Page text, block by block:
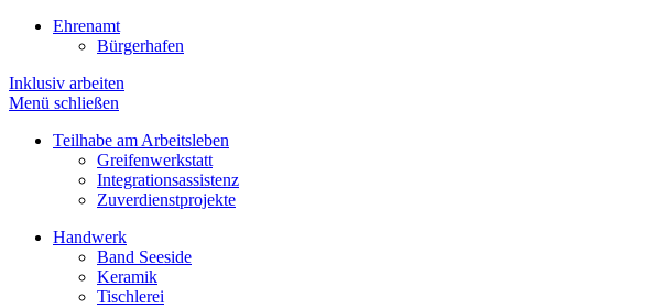
Ehrenamt
Bürgerhafen
Inklusiv arbeiten
Menü schließen
Teilhabe am Arbeitsleben
Greifenwerkstatt
Integrationsassistenz
Zuverdienstprojekte
Handwerk
Band Seeside
Keramik
Tischlerei